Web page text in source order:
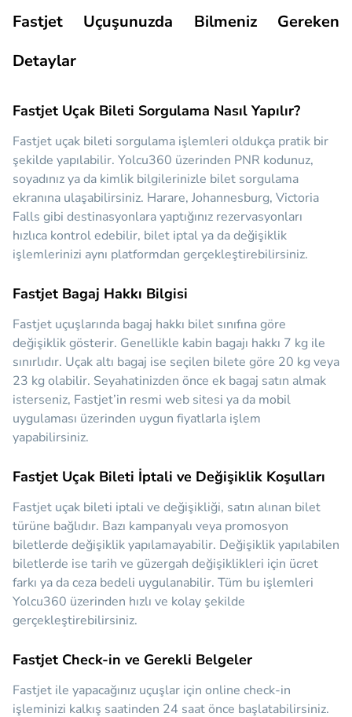
Fastjet Uçuşunuzda Bilmeniz Gereken
Detaylar
Fastjet Uçak Bileti Sorgulama Nasıl Yapılır?
Fastjet uçak bileti sorgulama işlemleri oldukça pratik bir
şekilde yapılabilir. Yolcu360 üzerinden PNR kodunuz,
soyadınız ya da kimlik bilgilerinizle bilet sorgulama
ekranına ulaşabilirsiniz. Harare, Johannesburg, Victoria
Falls gibi destinasyonlara yaptığınız rezervasyonları
hızlıca kontrol edebilir, bilet iptal ya da değişiklik
işlemlerinizi aynı platformdan gerçekleştirebilirsiniz.
Fastjet Bagaj Hakkı Bilgisi
Fastjet uçuşlarında bagaj hakkı bilet sınıfına göre
değişiklik gösterir. Genellikle kabin bagajı hakkı 7 kg ile
sınırlıdır. Uçak altı bagaj ise seçilen bilete göre 20 kg veya
23 kg olabilir. Seyahatinizden önce ek bagaj satın almak
isterseniz, Fastjet’in resmi web sitesi ya da mobil
uygulaması üzerinden uygun fiyatlarla işlem
yapabilirsiniz.
Fastjet Uçak Bileti İptali ve Değişiklik Koşulları
Fastjet uçak bileti iptali ve değişikliği, satın alınan bilet
türüne bağlıdır. Bazı kampanyalı veya promosyon
biletlerde değişiklik yapılamayabilir. Değişiklik yapılabilen
biletlerde ise tarih ve güzergah değişiklikleri için ücret
farkı ya da ceza bedeli uygulanabilir. Tüm bu işlemleri
Yolcu360 üzerinden hızlı ve kolay şekilde
gerçekleştirebilirsiniz.
Fastjet Check-in ve Gerekli Belgeler
Fastjet ile yapacağınız uçuşlar için online check-in
işleminizi kalkış saatinden 24 saat önce başlatabilirsiniz.